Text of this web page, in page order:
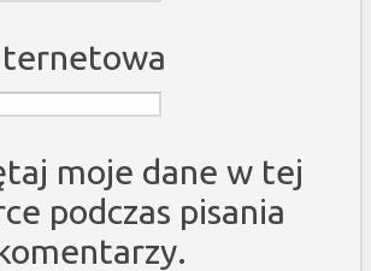
moje dane w tej
podczas pisania